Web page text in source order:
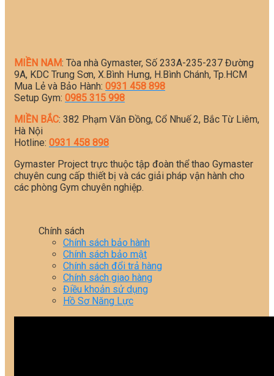
MIỀN NAM: Tòa nhà Gymaster, Số 233A-235-237 Đường
9A, KDC Trung Sơn, X.Bình Hưng, H.Bình Chánh, Tp.HCM
Mua Lẻ và Bảo Hành: 0931 458 898
Setup Gym: 0985 315 998
MIỀN BẮC: 382 Phạm Văn Đồng, Cổ Nhuế 2, Bắc Từ Liêm,
Hà Nội
Hotline: 0931 458 898
Gymaster Project trực thuộc tập đoàn thể thao Gymaster
chuyên cung cấp thiết bị và các giải pháp vận hành cho
các phòng Gym chuyên nghiệp.
Chính sách
Chính sách bảo hành
Chính sách bảo mật
Chính sách đổi trả hàng
Chính sách giao hàng
Điều khoản sử dụng
Hồ Sơ Năng Lực